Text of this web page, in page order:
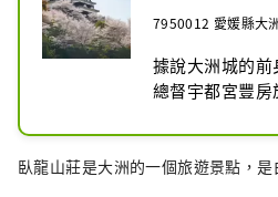
7950012 愛媛縣大
據說大洲城的
總督宇都宮豐
後，動盪的時
堡建造大師的
臥龍山莊是大洲的一個旅遊景點，